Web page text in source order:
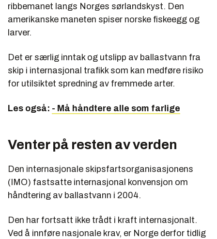
ribbemanet langs Norges sørlandskyst. Den
amerikanske maneten spiser norske fiskeegg og
larver.
Det er særlig inntak og utslipp av ballastvann fra
skip i internasjonal trafikk som kan medføre risiko
for utilsiktet spredning av fremmede arter.
Les også: - Må håndtere alle som farlige
Venter på resten av verden
Den internasjonale skipsfartsorganisasjonens
(IMO) fastsatte internasjonal konvensjon om
håndtering av ballastvann i 2004.
Den har fortsatt ikke trådt i kraft internasjonalt.
Ved å innføre nasjonale krav, er Norge derfor tidlig